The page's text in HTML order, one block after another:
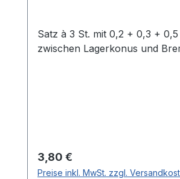
Satz à 3 St. mit 0,2 + 0,3 +
zwischen Lagerkonus und
Regulärer Preis:
3,80 €
Preise inkl. MwSt. zzgl.